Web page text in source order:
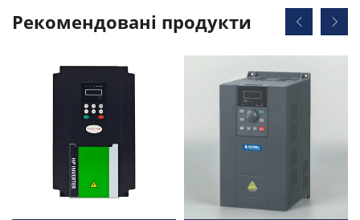
Рекомендовані продукти